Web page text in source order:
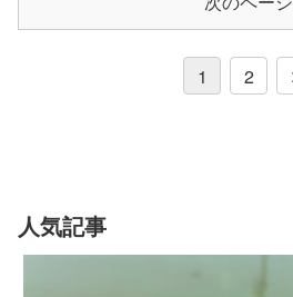
1 2
人気記事